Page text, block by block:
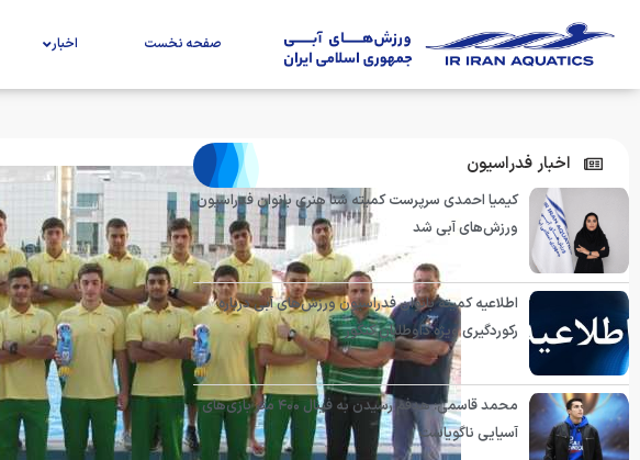
صفحه نخست اخبار
اخبار فدراسیون
کیمیا احمدی سرپرست کمیته شنا هنری بانوان فدراسیون
ورزش‌های آبی شد
اطلاعیه کمیته بانوان فدراسیون ورزش‌های آبی درباره
رکوردگیری ویژه داوطلبان کنکور
محمد قاسمی: هدفم رسیدن به فینال ۴۰۰ متر بازی‌های
آسیایی ناگویاست